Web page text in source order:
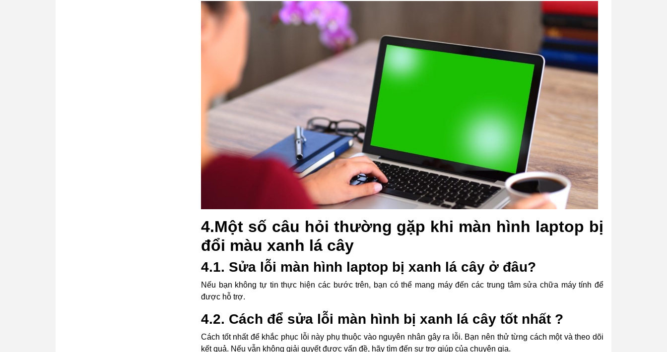
4.Một số câu hỏi thường gặp khi màn hình laptop bị
đổi màu xanh lá cây
4.1. Sửa lỗi màn hình laptop bị xanh lá cây ở đâu?
Nếu bạn không tự tin thực hiện các bước trên, bạn có thể mang máy đến các trung tâm sửa chữa máy tính để
được hỗ trợ.
4.2. Cách để sửa lỗi màn hình bị xanh lá cây tốt nhất ?
Cách tốt nhất để khắc phục lỗi này phụ thuộc vào nguyên nhân gây ra lỗi. Bạn nên thử từng cách một và theo dõi
kết quả. Nếu vẫn không giải quyết được vấn đề, hãy tìm đến sự trợ giúp của chuyên gia.